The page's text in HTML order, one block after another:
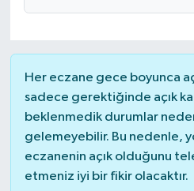
Her eczane gece boyunca
sadece gerektiğinde açık
beklenmedik durumlar
gelemeyebilir. Bu nedenle,
eczanenin açık olduğunu
etmeniz iyi bir fikir olacaktır.